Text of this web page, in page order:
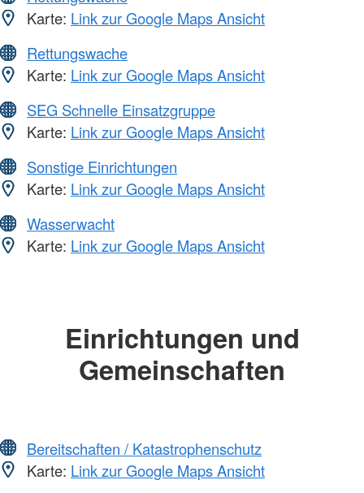
Karte: Link zur Google Maps Ansicht
Rettungswache
Karte: Link zur Google Maps Ansicht
SEG Schnelle Einsatzgruppe
Karte: Link zur Google Maps Ansicht
Sonstige Einrichtungen
Karte: Link zur Google Maps Ansicht
Wasserwacht
Karte: Link zur Google Maps Ansicht
Einrichtungen und
Gemeinschaften
Bereitschaften / Katastrophenschutz
Karte: Link zur Google Maps Ansicht